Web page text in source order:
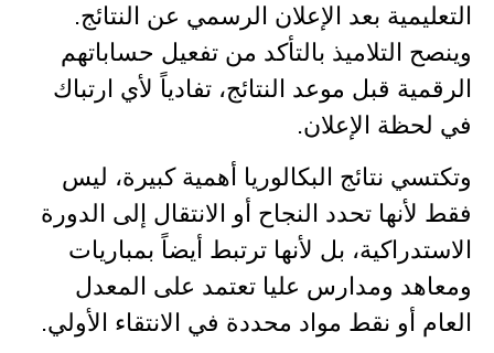
التعليمية بعد الإعلان الرسمي عن النتائج.
وينصح التلاميذ بالتأكد من تفعيل حساباتهم
الرقمية قبل موعد النتائج، تفادياً لأي ارتباك
في لحظة الإعلان.
وتكتسي نتائج البكالوريا أهمية كبيرة، ليس
فقط لأنها تحدد النجاح أو الانتقال إلى الدورة
الاستدراكية، بل لأنها ترتبط أيضاً بمباريات
ومعاهد ومدارس عليا تعتمد على المعدل
العام أو نقط مواد محددة في الانتقاء الأولي.